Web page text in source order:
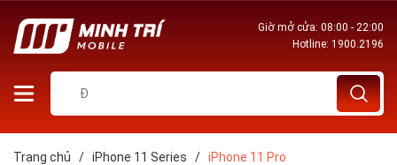
Giờ mở cửa: 08:00 - 22:00
Hotline: 1900.2196
Trang chủ / iPhone 11 Series / iPhone 11 Pro